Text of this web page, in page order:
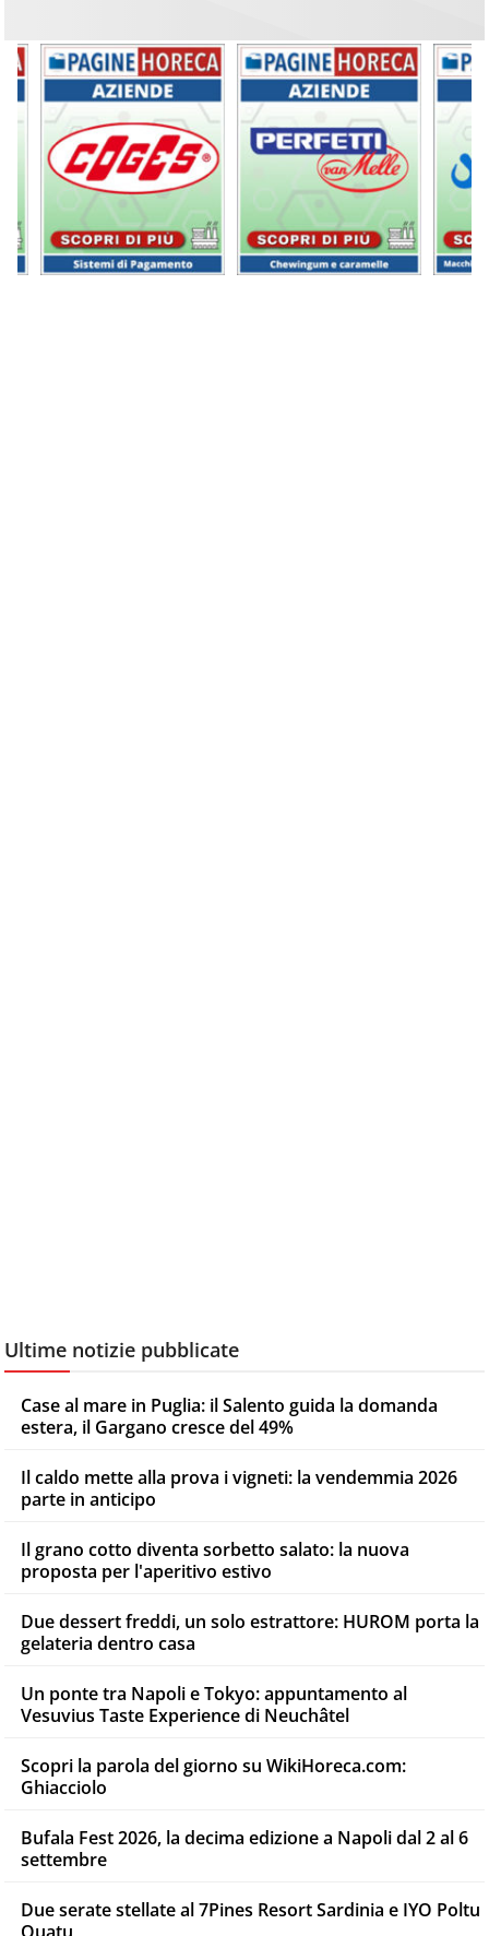
Ultime notizie pubblicate
Case al mare in Puglia: il Salento guida la domanda
estera, il Gargano cresce del 49%
Il caldo mette alla prova i vigneti: la vendemmia 2026
parte in anticipo
Il grano cotto diventa sorbetto salato: la nuova
proposta per l'aperitivo estivo
Due dessert freddi, un solo estrattore: HUROM porta la
gelateria dentro casa
Un ponte tra Napoli e Tokyo: appuntamento al
Vesuvius Taste Experience di Neuchâtel
Scopri la parola del giorno su WikiHoreca.com:
Ghiacciolo
Bufala Fest 2026, la decima edizione a Napoli dal 2 al 6
settembre
Due serate stellate al 7Pines Resort Sardinia e IYO Poltu
Quatu